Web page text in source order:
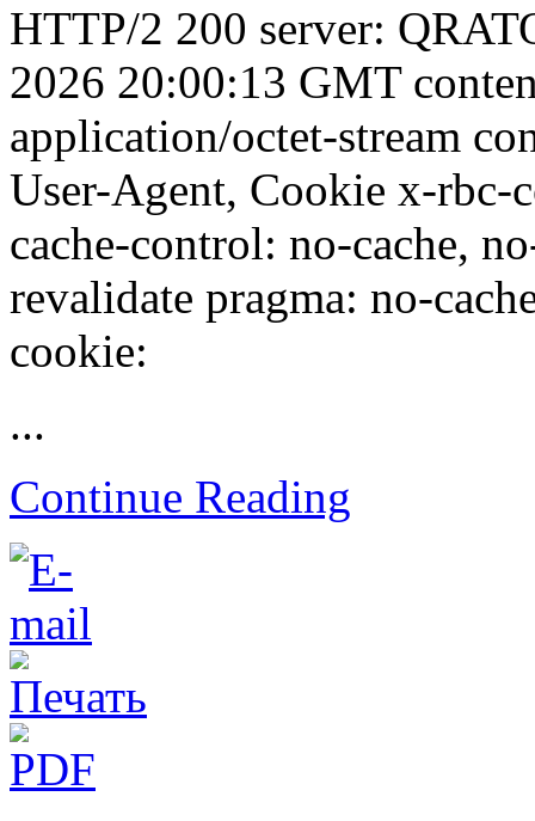
HTTP/2 200 server:
2026 20:00:13 GMT
application/octet-stream
User-Agent, Cookie x-rbc-
cache-control: no-cache,
revalidate pragma: no-
cookie:
...
Continue Reading